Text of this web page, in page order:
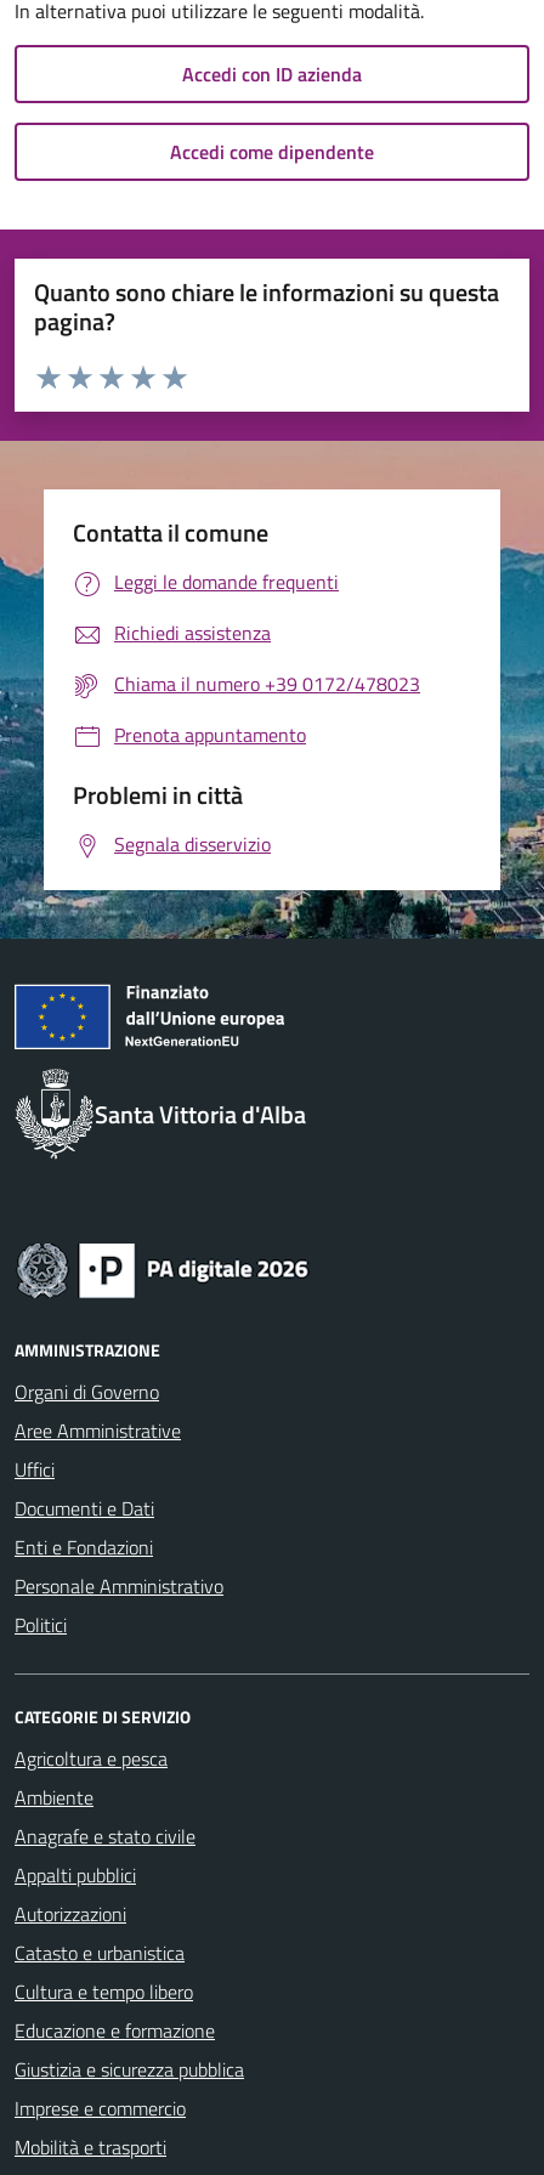
In alternativa puoi utilizzare le seguenti modalità.
Accedi con ID azienda
Accedi come dipendente
Quanto sono chiare le informazioni su questa
pagina?
Valuta da 1 a 5 stelle la pagina
Valuta 5 stelle su 5
Valuta 4 stelle su 5
Valuta 3 stelle su 5
Valuta 2 stelle su 5
Valuta 1 stelle su 5
Contatta il comune
Leggi le domande frequenti
Richiedi assistenza
Chiama il numero +39 0172/478023
Prenota appuntamento
Problemi in città
Segnala disservizio
Santa Vittoria d'Alba
AMMINISTRAZIONE
Organi di Governo
Aree Amministrative
Uffici
Documenti e Dati
Enti e Fondazioni
Personale Amministrativo
Politici
CATEGORIE DI SERVIZIO
Agricoltura e pesca
Ambiente
Anagrafe e stato civile
Appalti pubblici
Autorizzazioni
Catasto e urbanistica
Cultura e tempo libero
Educazione e formazione
Giustizia e sicurezza pubblica
Imprese e commercio
Mobilità e trasporti